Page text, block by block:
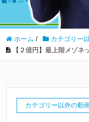
ホーム / カテゴリー
【２億円】最上階メゾ
カテゴリー以外の動